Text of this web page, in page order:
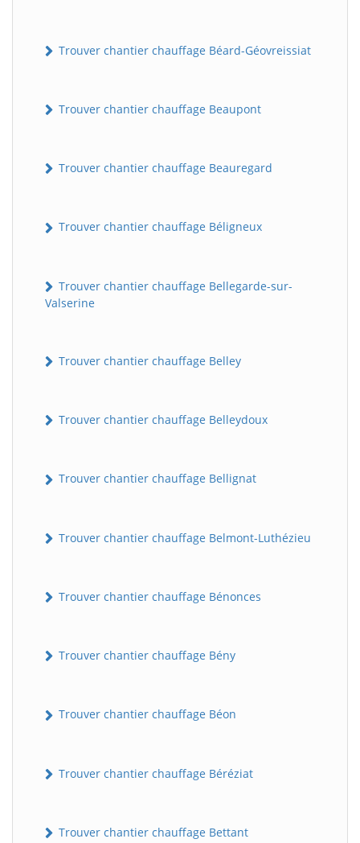
Trouver chantier chauffage Béard-Géovreissiat
Trouver chantier chauffage Beaupont
Trouver chantier chauffage Beauregard
Trouver chantier chauffage Béligneux
Trouver chantier chauffage Bellegarde-sur-
Valserine
Trouver chantier chauffage Belley
Trouver chantier chauffage Belleydoux
Trouver chantier chauffage Bellignat
Trouver chantier chauffage Belmont-Luthézieu
Trouver chantier chauffage Bénonces
Trouver chantier chauffage Bény
Trouver chantier chauffage Béon
Trouver chantier chauffage Béréziat
Trouver chantier chauffage Bettant